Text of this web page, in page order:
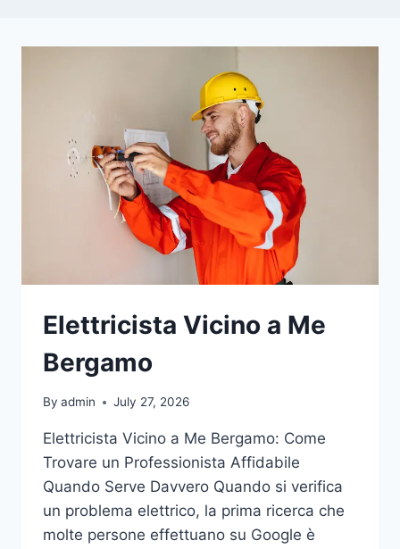
Elettricista Vicino a Me
Bergamo
By admin July 27, 2026
Elettricista Vicino a Me Bergamo: Come
Trovare un Professionista Affidabile
Quando Serve Davvero Quando si verifica
un problema elettrico, la prima ricerca che
molte persone effettuano su Google è